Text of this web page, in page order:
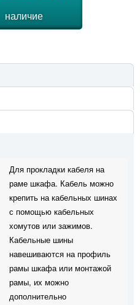
наличие
Для прокладки кабеля на
раме шкафа. Кабель можно
крепить на кабельных шинах
с помощью кабельных
хомутов или зажимов.
Кабельные шины
навешиваются на профиль
рамы шкафа или монтажой
рамы, их можно
дополнительно